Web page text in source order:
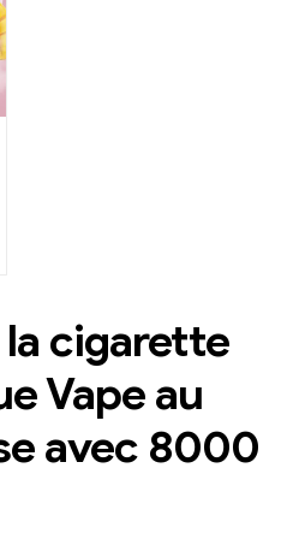
cigarette
Vape au
avec 8000